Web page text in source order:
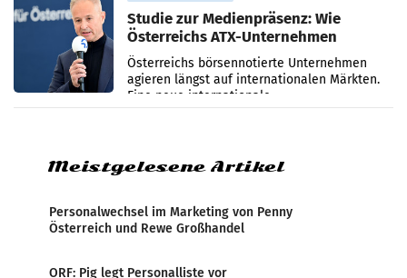
Studie zur Medienpräsenz: Wie
Österreichs ATX-Unternehmen
international wahrgenommen
werden
Österreichs börsennotierte Unternehmen
agieren längst auf internationalen Märkten.
Eine neue internationale
Medienresonanzanalyse untersucht die
Meistgelesene Artikel
Personalwechsel im Marketing von Penny
Österreich und Rewe Großhandel
ORF: Pig legt Personalliste vor